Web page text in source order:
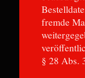
fremde
§ 28 Abs.